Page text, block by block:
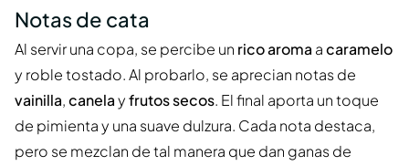
Notas de cata
Al servir una copa, se percibe un rico aroma acaramelo
y roble tostado. Al probarlo, se aprecian notas de
vainilla,canelayfrutos secos. El final aporta un toque
de pimienta y una suave dulzura. Cada nota destaca,
pero se mezclan de tal manera que dan ganas de